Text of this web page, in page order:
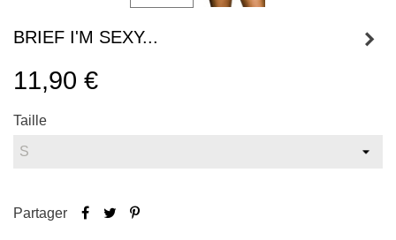
BRIEF I'M SEXY...
11,90 €
Taille
Partager